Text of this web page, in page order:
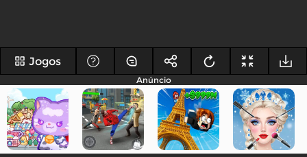
Jogos
Anúncio